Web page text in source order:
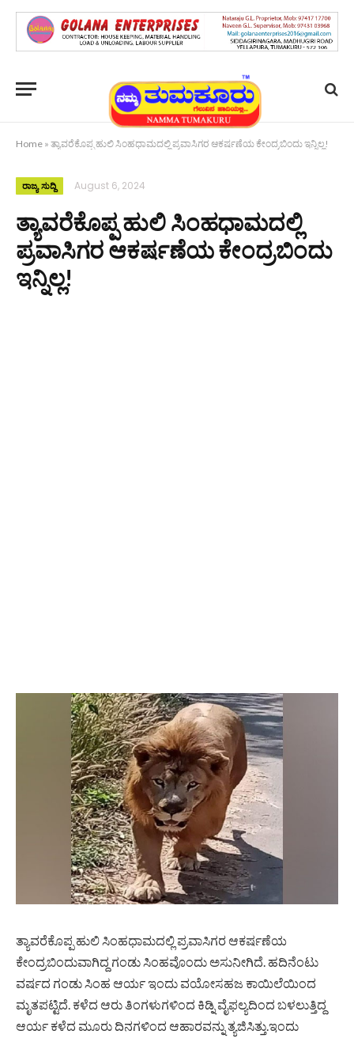
Home » ತ್ಯಾವರೆಕೊಪ್ಪ ಹುಲಿ ಸಿಂಹಧಾಮದಲ್ಲಿ ಪ್ರವಾಸಿಗರ ಆಕರ್ಷಣೆಯ ಕೇಂದ್ರಬಿಂದು ಇನ್ನಿಲ್ಲ!
ರಾಜ್ಯ ಸುದ್ದಿ August 6, 2024
ತ್ಯಾವರೆಕೊಪ್ಪ ಹುಲಿ ಸಿಂಹಧಾಮದಲ್ಲಿ
ಪ್ರವಾಸಿಗರ ಆಕರ್ಷಣೆಯ ಕೇಂದ್ರಬಿಂದು
ಇನ್ನಿಲ್ಲ!
ತ್ಯಾವರೆಕೊಪ್ಪ ಹುಲಿ ಸಿಂಹಧಾಮದಲ್ಲಿ ಪ್ರವಾಸಿಗರ ಆಕರ್ಷಣೆಯ
ಕೇಂದ್ರಬಿಂದುವಾಗಿದ್ದ ಗಂಡು ಸಿಂಹವೊಂದು ಅಸುನೀಗಿದೆ. ಹದಿನೆಂಟು
ವರ್ಷದ ಗಂಡು ಸಿಂಹ ಆರ್ಯ ಇಂದು ವಯೋಸಹಜ ಕಾಯಿಲೆಯಿಂದ
ಮೃತಪಟ್ಟಿದೆ. ಕಳೆದ ಆರು ತಿಂಗಳುಗಳಿಂದ ಕಿಡ್ನಿ ವೈಫಲ್ಯದಿಂದ ಬಳಲುತ್ತಿದ್ದ
ಆರ್ಯ ಕಳೆದ ಮೂರು ದಿನಗಳಿಂದ ಆಹಾರವನ್ನು ತ್ಯಜಿಸಿತ್ತು.ಇಂದು